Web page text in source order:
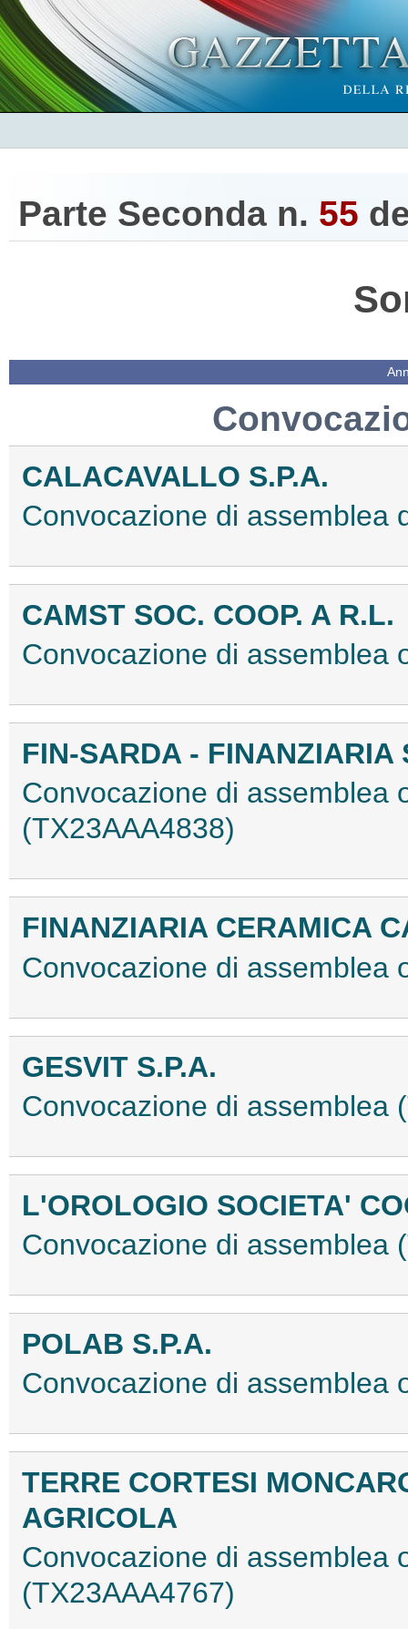
Parte Seconda n. 55
CALACAVALLO S.P.A.
Convocazione di assemblea
CAMST SOC. COOP. A R.L.
Convocazione di assemblea
FIN-SARDA - FINANZIARIA
Convocazione di assemblea
(TX23AAA4838)
FINANZIARIA CERAMICA
Convocazione di assemblea
GESVIT S.P.A.
Convocazione di assemblea
L'OROLOGIO SOCIETA'
Convocazione di assemblea
POLAB S.P.A.
Convocazione di assemblea
TERRE CORTESI
AGRICOLA
Convocazione di assemblea
(TX23AAA4767)